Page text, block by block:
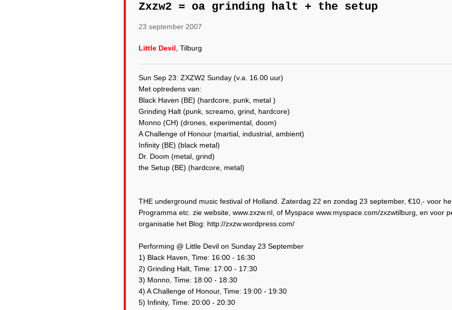
Zxzw2 = oa grinding halt + the setup
23 september 2007
Little Devil , Tilburg
Sun Sep 23: ZXZW2 Sunday (v.a. 16.00 uur)
Met optredens van:
Black Haven (BE) (hardcore, punk, metal )
Grinding Halt (punk, screamo, grind, hardcore)
Monno (CH) (drones, experimental, doom)
A Challenge of Honour (martial, industrial, ambient)
Infinity (BE) (black metal)
Dr. Doom (metal, grind)
the Setup (BE) (hardcore, metal)
THE underground music festival of Holland. Zaterdag 22 en zondag 23 september, €10,- voor
Programma etc. zie website, www.zxzw.nl, of Myspace www.myspace.com/zxzwtilburg, en voor
organisatie het Blog: http://zxzw.wordpress.com/
Performing @ Little Devil on Sunday 23 September
1) Black Haven, Time: 16:00 - 16:30
2) Grinding Halt, Time: 17:00 - 17:30
3) Monno, Time: 18:00 - 18:30
4) A Challenge of Honour, Time: 19:00 - 19:30
5) Infinity, Time: 20:00 - 20:30